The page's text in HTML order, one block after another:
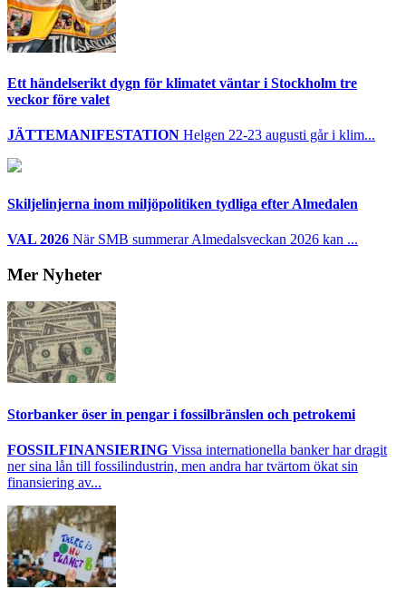
Ett händelserikt dygn för klimatet väntar i Stockholm tre
veckor före valet
JÄTTEMANIFESTATION Helgen 22-23 augusti går i klim...
Skiljelinjerna inom miljöpolitiken tydliga efter Almedalen
VAL 2026 När SMB summerar Almedalsveckan 2026 kan ...
Mer Nyheter
Storbanker öser in pengar i fossilbränslen och petrokemi
FOSSILFINANSIERING Vissa internationella banker har dragit
ner sina lån till fossilindustrin, men andra har tvärtom ökat sin
finansiering av...